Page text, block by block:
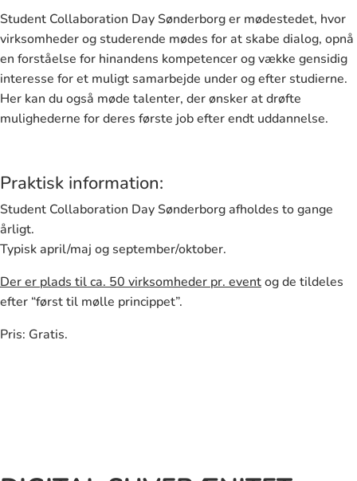
Student Collaboration Day Sønderborg er mødestedet, hvor
virksomheder og studerende mødes for at skabe dialog, opnå
en forståelse for hinandens kompetencer og vække gensidig
interesse for et muligt samarbejde under og efter studierne.
Her kan du også møde talenter, der ønsker at drøfte
mulighederne for deres første job efter endt uddannelse.
Praktisk information:
Student Collaboration Day Sønderborg afholdes to gange
årligt.
Typisk april/maj og september/oktober.
Der er plads til ca. 50 virksomheder pr. eventog de tildeles
efter “først til mølle princippet”.
Pris: Gratis.